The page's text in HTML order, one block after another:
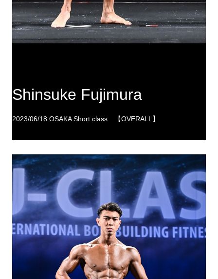
Shinsuke Fujimura
2023/06/18 OSAKA Short class 【OVERALL】